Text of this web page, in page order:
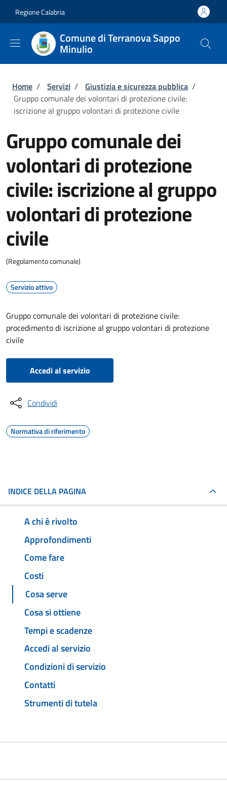
Regione Calabria
Comune di Terranova Sappo
Minulio
Briciole di pane
Home / Servizi / Giustizia e sicurezza pubblica /
Gruppo comunale dei volontari di protezione civile:
iscrizione al gruppo volontari di protezione civile
Gruppo comunale dei
volontari di protezione
civile: iscrizione al gruppo
volontari di protezione
civile
(Regolamento comunale)
Servizio attivo
Gruppo comunale dei volontari di protezione civile:
procedimento di iscrizione al gruppo volontari di protezione
civile
Accedi al servizio
Condividi
Normativa di riferimento
INDICE DELLA PAGINA
A chi è rivolto
Approfondimenti
Come fare
Costi
Cosa serve
Cosa si ottiene
Tempi e scadenze
Accedi al servizio
Condizioni di servizio
Contatti
Strumenti di tutela